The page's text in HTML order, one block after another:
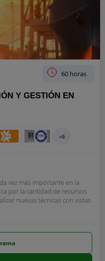
60 horas
Y GESTIÓN EN
+6
vez más importante en la
por la cantidad de recursos
nuevas técnicas con vistas